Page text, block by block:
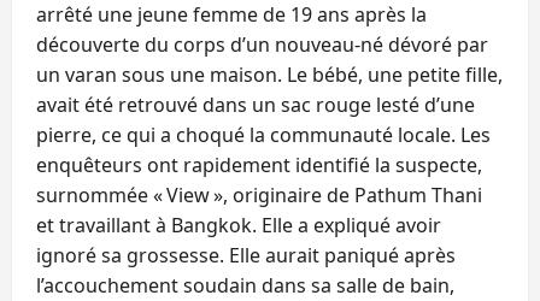
arrêté une jeune femme de 19 ans après la
découverte du corps d’un nouveau-né dévoré par
un varan sous une maison. Le bébé, une petite fille,
avait été retrouvé dans un sac rouge lesté d’une
pierre, ce qui a choqué la communauté locale. Les
enquêteurs ont rapidement identifié la suspecte,
surnommée « View », originaire de Pathum Thani
et travaillant à Bangkok. Elle a expliqué avoir
ignoré sa grossesse. Elle aurait paniqué après
l’accouchement soudain dans sa salle de bain,